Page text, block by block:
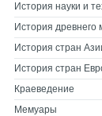
История науки и
История древнего
История стран
История стран
Краеведение
Мемуары